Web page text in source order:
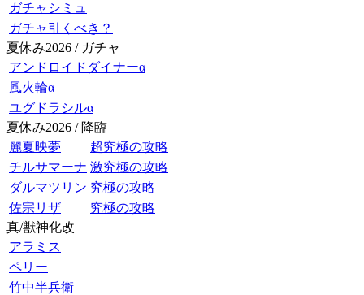
ガチャシミュ
ガチャ引くべき？
夏休み2026 / ガチャ
アンドロイドダイナーα
風火輪α
ユグドラシルα
夏休み2026 / 降臨
麗夏映夢
超究極の攻略
チルサマーナ 激究極の攻略
ダルマツリン 究極の攻略
佐宗リザ
究極の攻略
真/獣神化改
アラミス
ペリー
竹中半兵衛